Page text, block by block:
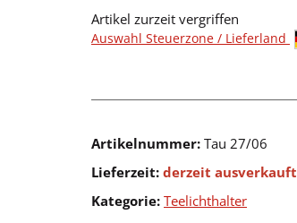
Artikel zurzeit vergriffen
Auswahl Steuerzone / Lieferland
Artikelnummer: Tau 27/06
Lieferzeit: derzeit ausverkauft
Kategorie: Teelichthalter